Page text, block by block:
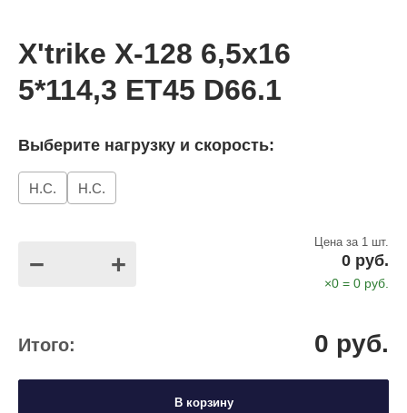
X'trike X-128 6,5x16
5*114,3 ET45 D66.1
Выберите нагрузку и скорость:
Н.С. Н.С.
− +
Цена за 1 шт.
0 руб.
×0 = 0 руб.
Итого: 0 руб.
В корзину